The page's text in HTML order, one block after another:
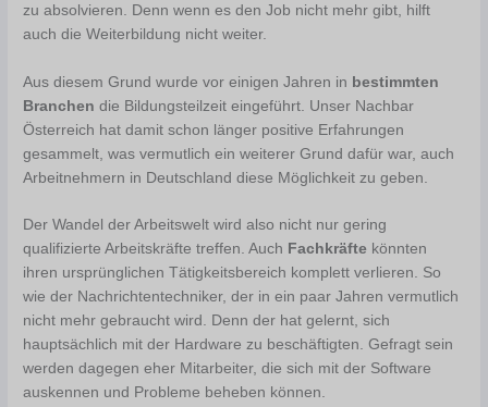
zu absolvieren. Denn wenn es den Job nicht mehr gibt, hilft
auch die Weiterbildung nicht weiter.
Aus diesem Grund wurde vor einigen Jahren in bestimmten
Branchendie Bildungsteilzeit eingeführt. Unser Nachbar
Österreich hat damit schon länger positive Erfahrungen
gesammelt, was vermutlich ein weiterer Grund dafür war, auch
Arbeitnehmern in Deutschland diese Möglichkeit zu geben.
Der Wandel der Arbeitswelt wird also nicht nur gering
qualifizierte Arbeitskräfte treffen. Auch Fachkräfte könnten
ihren ursprünglichen Tätigkeitsbereich komplett verlieren. So
wie der Nachrichtentechniker, der in ein paar Jahren vermutlich
nicht mehr gebraucht wird. Denn der hat gelernt, sich
hauptsächlich mit der Hardware zu beschäftigten. Gefragt sein
werden dagegen eher Mitarbeiter, die sich mit der Software
auskennen und Probleme beheben können.